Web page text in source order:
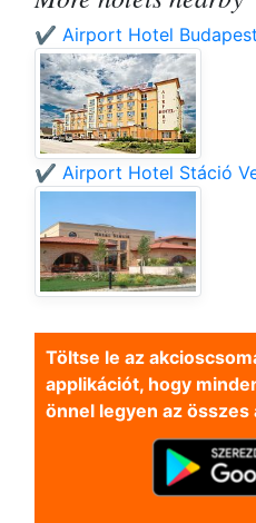
✔️ Airport Hotel
✔️ Airport Hotel Stáció
Töltse le az
applikációt, hogy
önnel legyen az összes